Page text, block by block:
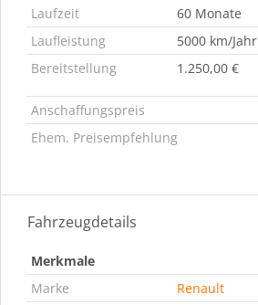
Laufzeit
60 Monate
Laufleistung
5000 km/Jahr
Bereitstellung
1.250,00 €
Anschaffungspreis
Ehem. Preisempfehlung
Fahrzeugdetails
Merkmale
Marke
Renault